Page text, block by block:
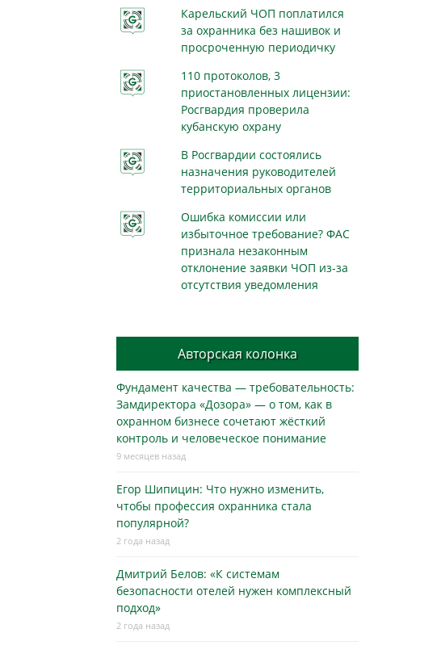
Карельский ЧОП поплатился
за охранника без нашивок и
просроченную периодичку
110 протоколов, 3
приостановленных лицензии:
Росгвардия проверила
кубанскую охрану
В Росгвардии состоялись
назначения руководителей
территориальных органов
Ошибка комиссии или
избыточное требование? ФАС
признала незаконным
отклонение заявки ЧОП из-за
отсутствия уведомления
Авторская колонка
Фундамент качества — требовательность:
Замдиректора «Дозора» — о том, как в
охранном бизнесe сочетают жёсткий
контроль и человеческое понимание
9 месяцев назад
Егор Шипицин: Что нужно изменить,
чтобы профессия охранника стала
популярной?
2 года назад
Дмитрий Белов: «К системам
безопасности отелей нужен комплексный
подход»
2 года назад